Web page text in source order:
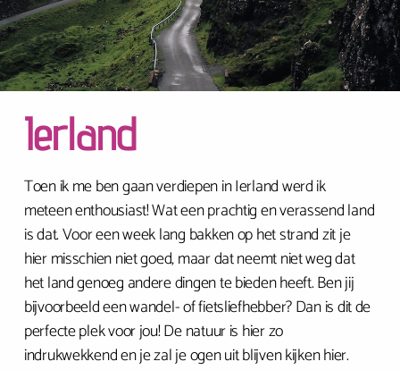
Ierland
Toen ik me ben gaan verdiepen in Ierland werd ik
meteen enthousiast! Wat een prachtig en verassend land
is dat. Voor een week lang bakken op het strand zit je
hier misschien niet goed, maar dat neemt niet weg dat
het land genoeg andere dingen te bieden heeft. Ben jij
bijvoorbeeld een wandel- of fietsliefhebber? Dan is dit de
perfecte plek voor jou! De natuur is hier zo
indrukwekkend en je zal je ogen uit blijven kijken hier.